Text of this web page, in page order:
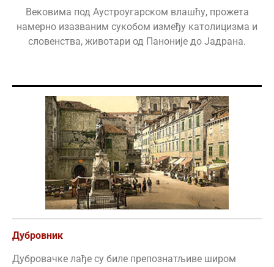
Вековима под Аустроугарском влашћу, прожета
намерно изазваним сукобом између католицизма и
словенства, животари од Паноније до Јадрана.
Дубровник
Дубровачке лађе су биле препознатљиве широм